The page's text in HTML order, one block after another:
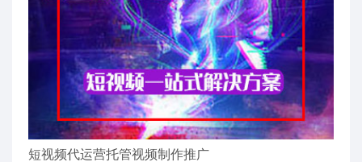
短视频代运营托管视频制作推广